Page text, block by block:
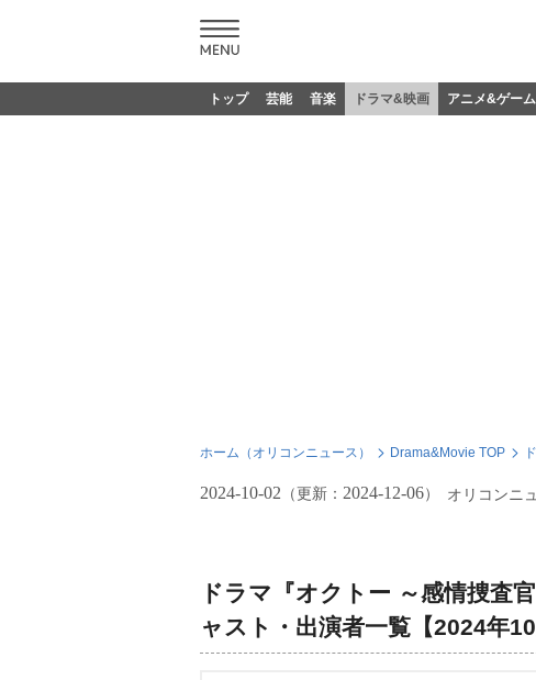
トップ 芸能 音楽 ドラマ&映画 アニメ&ゲーム
ホーム（オリコンニュース） Drama&Movie TOP
2024-10-02 （更新： 2024-12-06） オリコンニ
ドラマ『オクトー ～感情捜査
ャスト・出演者一覧【2024年10